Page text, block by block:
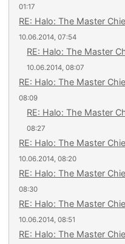
01:17
RE: Halo: The Master
10.06.2014, 07:54
RE: Halo: The Master
10.06.2014, 08:07
RE: Halo: The Master
08:09
RE: Halo: The Master
08:27
RE: Halo: The Master
10.06.2014, 08:20
RE: Halo: The Master
08:30
RE: Halo: The Master
10.06.2014, 08:51
RE: Halo: The Master